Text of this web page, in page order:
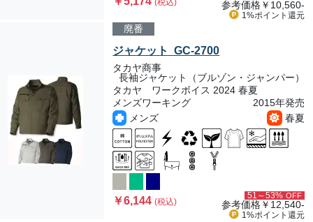
(税込) 参考価格￥10,560-
1%ポイント 還元
廃番
ジャケット GC-2700
タカヤ商事
長袖ジャケット（ブルゾン・ジャンパー）
タカヤ ワークボイス 2024 春夏
メンズワーキング
2015年発売
メンズ
春夏
￥6,144(税込)
51～53% OFF
参考価格￥12,540-
1%ポイント 還元